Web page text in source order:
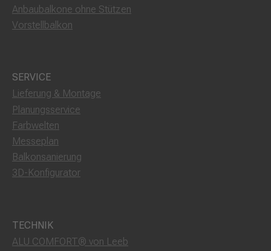
Anbaubalkone ohne Stützen
Vorstellbalkon
SERVICE
Lieferung & Montage
Planungsservice
Farbwelten
Messeplan
Balkonsanierung
3D-Konfigurator
TECHNIK
ALU COMFORT® von Leeb